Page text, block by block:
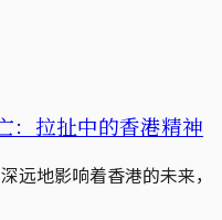
：拉扯中的香港精神
地影响着香港的未来，